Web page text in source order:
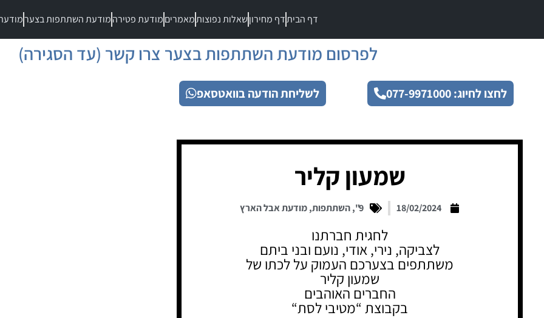
דף הביתדף מחירוןשאלות נפוצותמאמריםמודעת פטירהמודעת השתתפות בצער
לפרסום מודעת השתתפות בצער צרו קשר (עד הסגירה)
לחצו לחיוג: 077-9971000 לשליחת הודעה בוואטסאפ
שמעון קליר
18/02/2024
9"
,השתתפות,מודעת אבל הארץ
לחגית חברתנו
לצביקה, נירי, אודי, נועם ובני ביתם
משתתפים בצערכם העמוק על לכתו של
שמעון קליר
החברים האוהבים
בקבוצת “מטיבי לסת“